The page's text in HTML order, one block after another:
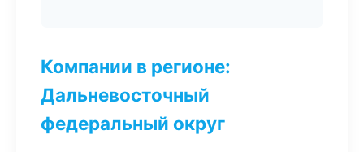
Компании в регионе:
Дальневосточный
федеральный округ